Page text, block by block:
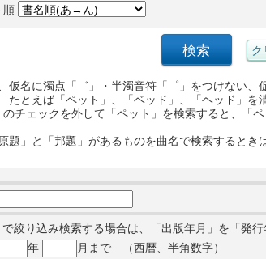
順
仮名に濁点「゛」・半濁音符「゜」をつけない、
たとえば「ペット」、「ベッド」、「ヘッド」を
のチェックを外して「ペット」を検索すると、「
題」と「邦題」があるものを曲名で検索するとき
絞り込み検索する場合は、「出版年月」を「発行
年 月まで （西暦、半角数字）